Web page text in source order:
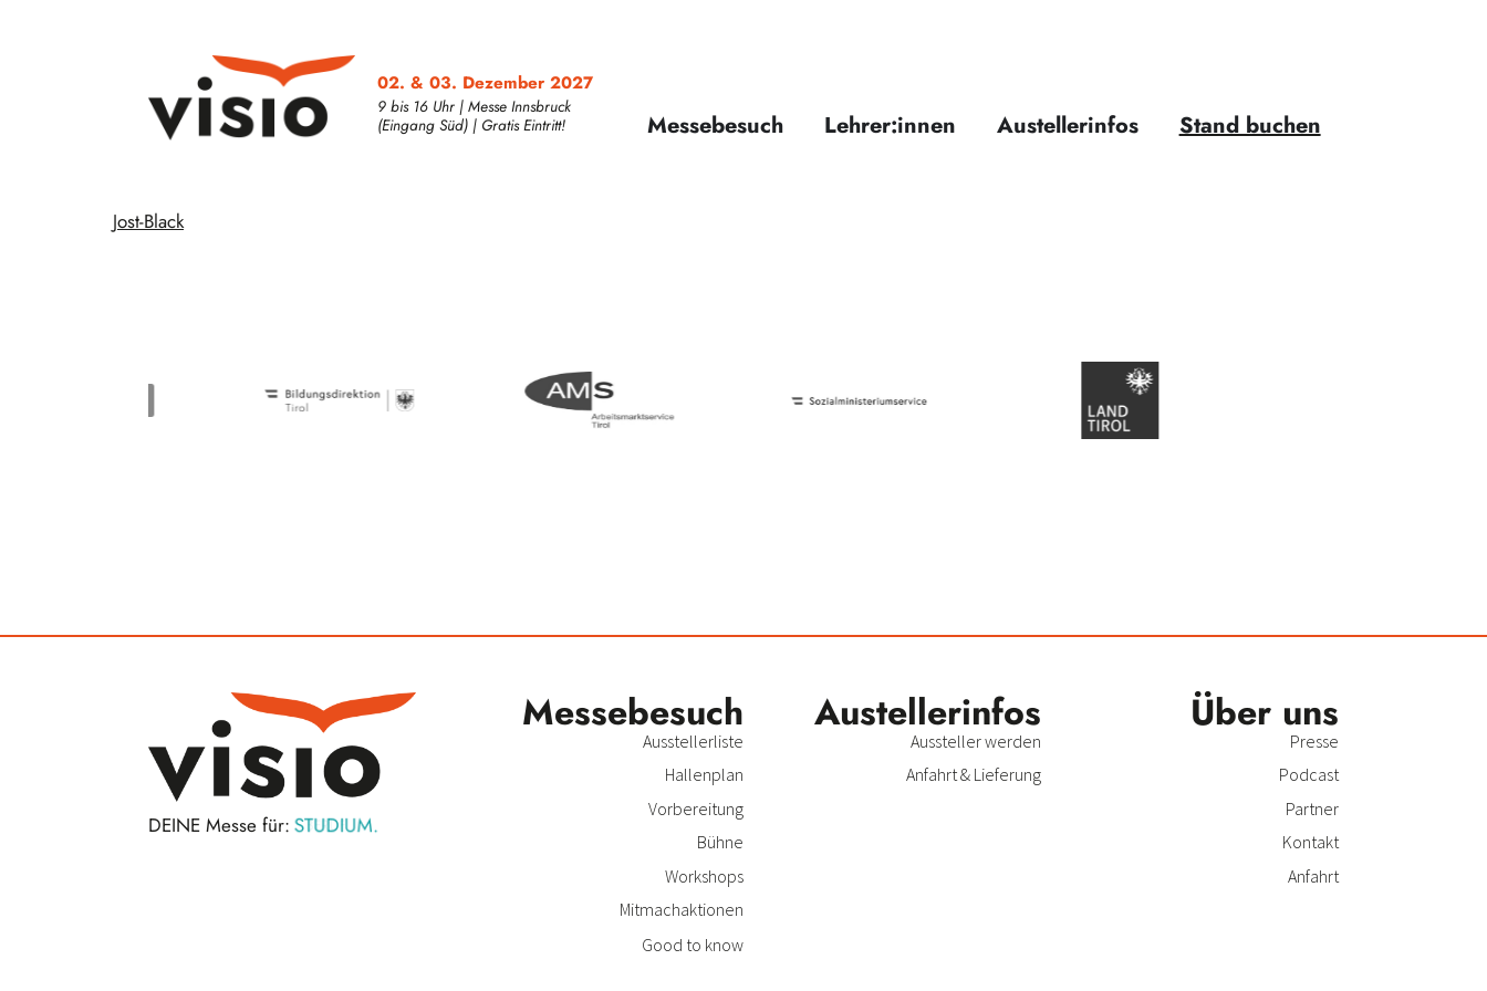
02. & 03. Dezember 2027
9 bis 16 Uhr | Messe Innsbruck
(Eingang Süd) | Gratis Eintritt!
Messebesuch Lehrer:innen Austellerinfos Stand buchen
Jost-Black
DEINE Messe für: BERUF.
STUDIUM.
Messe­besuch
Ausstellerliste
Hallenplan
Vorbereitung
Bühne
Workshops
Mitmachaktionen
Good to know
Austeller­infos
Aussteller werden
Anfahrt & Lieferung
Über uns
Presse
Podcast
Partner
Kontakt
Anfahrt